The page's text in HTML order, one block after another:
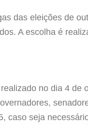
das eleições de
A escolha é
no dia 4 de
caso seja